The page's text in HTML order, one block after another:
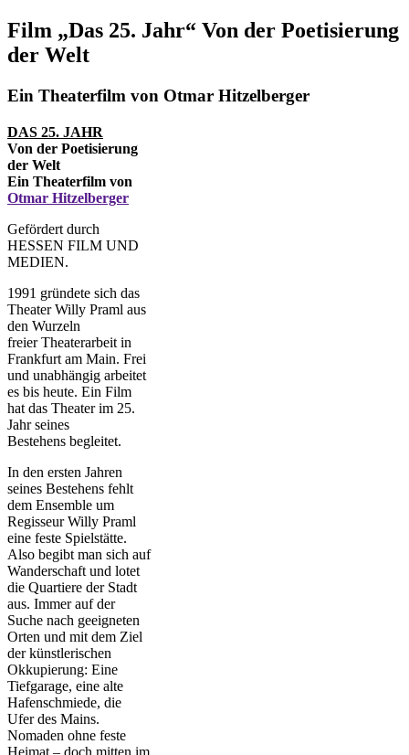
Film „Das 25. Jahr“ Von der Poetisierung
der Welt
Ein Theaterfilm von Otmar Hitzelberger
DAS 25. JAHR
Von der Poetisierung
der Welt
Ein Theaterfilm von
Otmar Hitzelberger
Gefördert durch
HESSEN FILM UND
MEDIEN.
1991 gründete sich das
Theater Willy Praml aus
den Wurzeln
freier Theaterarbeit in
Frankfurt am Main. Frei
und unabhängig arbeitet
es bis heute. Ein Film
hat das Theater im 25.
Jahr seines
Bestehens begleitet.
In den ersten Jahren
seines Bestehens fehlt
dem Ensemble um
Regisseur Willy Praml
eine feste Spielstätte.
Also begibt man sich auf
Wanderschaft und lotet
die Quartiere der Stadt
aus. Immer auf der
Suche nach geeigneten
Orten und mit dem Ziel
der künstlerischen
Okkupierung: Eine
Tiefgarage, eine alte
Hafenschmiede, die
Ufer des Mains.
Nomaden ohne feste
Heimat – doch mitten im